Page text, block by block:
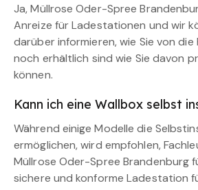
Ja, Müllrose Oder-Spree
Anreize für Ladestationen und wir
darüber informieren, wie Sie von
noch erhältlich sind wie Sie davon
können.
Kann ich eine Wallbox selbst
Während einige Modelle die
ermöglichen, wird empfohlen,
Müllrose Oder-Spree Brandenburg
sichere und konforme Ladestation